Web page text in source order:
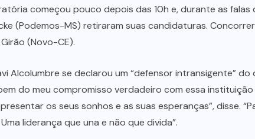
começou pouco depois das 10h e, durante as
(Podemos-MS) retiraram suas candidaturas.
(Novo-CE).
Alcolumbre se declarou um “defensor intransigente”
do meu compromisso verdadeiro com essa
os seus sonhos e as suas esperanças”, disse.
liderança que una e não que divida”.